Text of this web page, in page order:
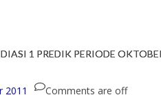
1 PREDIK PERIODE
2011 Comments are off